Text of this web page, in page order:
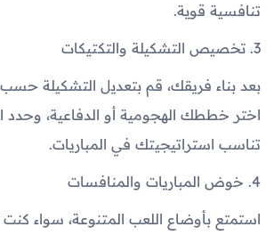
تنافسية قوية.
3. تخصيص التشكيلة والتكتيكات
بعد بناء فريقك، قم بتعديل التشكيلة
اختر خططك الهجومية أو الدفاعية، وحدد
تناسب استراتيجيتك في المباريات.
4. خوض المباريات والمنافسات
استمتع بأوضاع اللعب المتنوعة، سواء